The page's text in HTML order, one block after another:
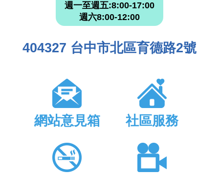
週一至週五:8:00-17:00
週六8:00-12:00
404327 台中市北區育德路2號
網站意見箱 社區服務